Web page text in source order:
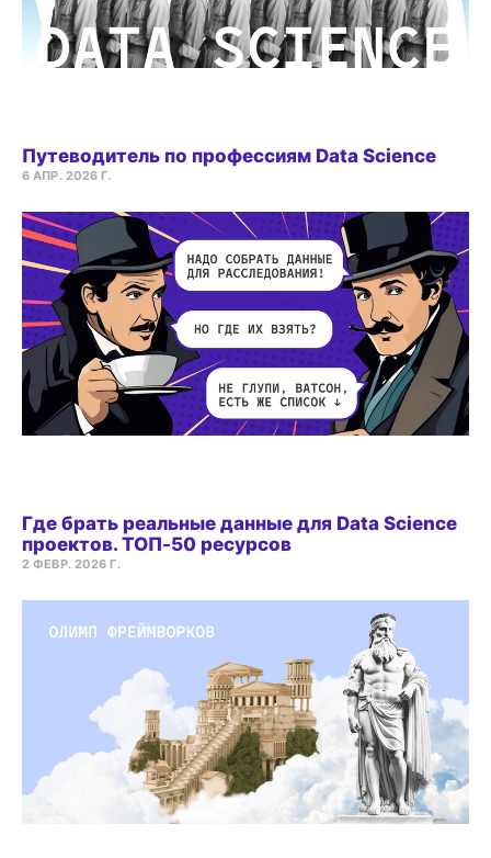
Путеводитель по профессиям Data Science
6 АПР. 2026 Г.
Где брать реальные данные для Data Science
проектов. ТОП-50 ресурсов
2 ФЕВР. 2026 Г.